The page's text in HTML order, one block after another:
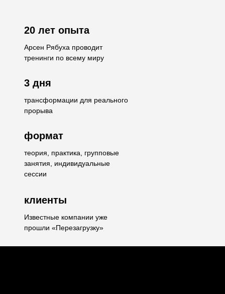
20 лет опыта
Арсен Рябуха проводит
тренинги по всему миру
3 дня
трансформации для реального
прорыва
формат
теория, практика, групповые
занятия, индивидуальные
сессии
клиенты
Известные компании уже
прошли «Перезагрузку»